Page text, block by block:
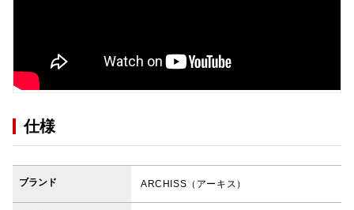
仕様
ブランド ARCHISS（アーキス）